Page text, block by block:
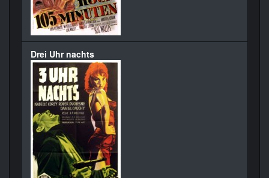
Drei Uhr nachts